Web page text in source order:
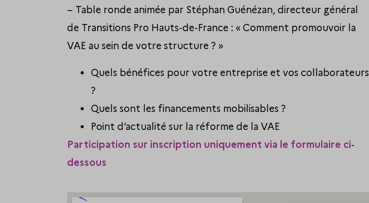
– Table ronde animée par Stéphan Guénézan, directeur général
de Transitions Pro Hauts-de-France : « Comment promouvoir la
VAE au sein de votre structure ? »
Quels bénéfices pour votre entreprise et vos collaborateurs
?
Quels sont les financements mobilisables ?
Point d’actualité sur la réforme de la VAE
Participation sur inscription uniquement via le formulaire ci-
dessous